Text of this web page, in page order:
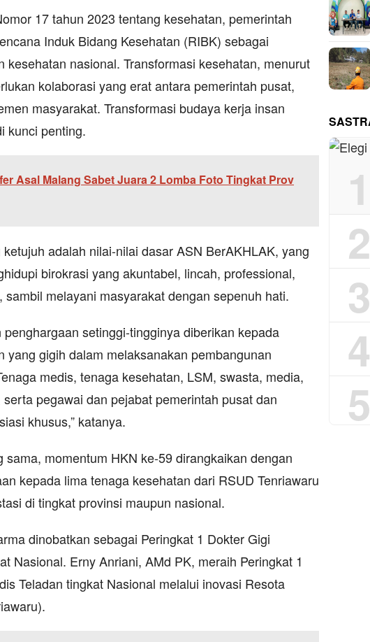
17 tahun 2023 tentang kesehatan, pemerintah
Induk Bidang Kesehatan (RIBK) sebagai
kesehatan nasional. Transformasi kesehatan, menurut
kolaborasi yang erat antara pemerintah pusat,
masyarakat. Transformasi budaya kerja insan
kunci penting.
Asal Malang Sabet Juara 2 Lomba Foto Tingkat Prov
adalah nilai-nilai dasar ASN BerAKHLAK, yang
birokrasi yang akuntabel, lincah, professional,
melayani masyarakat dengan sepenuh hati.
penghargaan setinggi-tingginya diberikan kepada
yang gigih dalam melaksanakan pembangunan
medis, tenaga kesehatan, LSM, swasta, media,
pegawai dan pejabat pemerintah pusat dan
khusus,” katanya.
sama, momentum HKN ke-59 dirangkaikan dengan
kepada lima tenaga kesehatan dari RSUD Tenriawaru
di tingkat provinsi maupun nasional.
dinobatkan sebagai Peringkat 1 Dokter Gigi
Nasional. Erny Anriani, AMd PK, meraih Peringkat 1
Teladan tingkat Nasional melalui inovasi Resota
1
2
3
4
5